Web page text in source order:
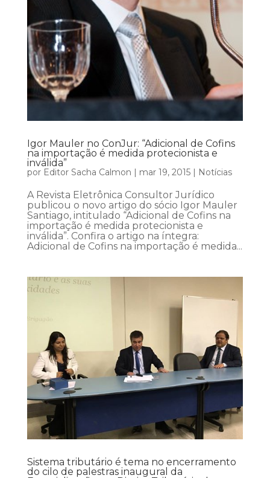
Igor Mauler no ConJur: “Adicional de Cofins
na importação é medida protecionista e
inválida”
por Editor Sacha Calmon mar 19, 2015| Notícias
A Revista Eletrônica Consultor Jurídico
publicou o novo artigo do sócio Igor Mauler
Santiago, intitulado “Adicional de Cofins na
importação é medida protecionista e
inválida”. Confira o artigo na íntegra:
Adicional de Cofins na importação é medida...
Sistema tributário é tema no encerramento
do cilo de palestras inaugural da